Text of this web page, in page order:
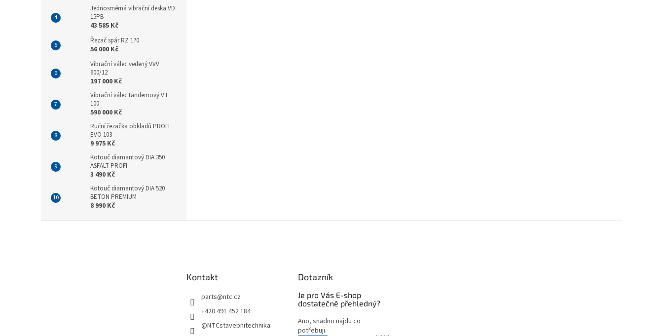
Jednosměrná vibrační deska VD
15PB
43 585 Kč
Řezač spár RZ 170
56 000 Kč
Vibrační válec vedený VVV
600/12
197 000 Kč
Vibrační válec tandemový VT
100
590 000 Kč
Ruční řezačka obkladů PROFI
EVO 103
9 975 Kč
Kotouč diamantový DIA 350
ASFALT PROFI
3 490 Kč
Kotouč diamantový DIA 520
BETON PREMIUM
8 990 Kč
Kontakt
parts@ntc.cz
+420 491 452 184
@NTCstavebnitechnika
Dotazník
Je pro Vás E-shop
dostatečně přehledný?
Ano, snadno najdu co
potřebuji.